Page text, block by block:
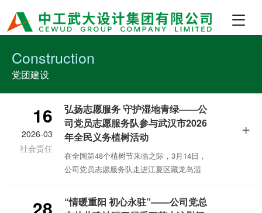
Construction
党团建设
16
2026-03
社会责任
+
弘扬志愿服务 守护湿地青绿——公
司党员志愿服务队参与武汉市2026
年全民义务植树活动
在全国第48个植树节来临之际，3月14日，
公司党员志愿服务队走进江夏区藏龙岛湿
动，以实际行动践行绿色发展理念，助力
武汉“国际湿地城市”建设，用责任与担当为
“情暖重阳 初心永驻”——公司党总